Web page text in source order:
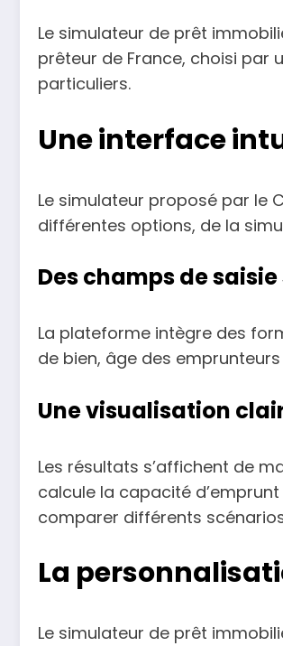
Le simulateur de prêt
prêteur de France, choisi par
particuliers.
Une interface
Le simulateur proposé par le
différentes options, de la
Des champs de
La plateforme intègre des
de bien, âge des
Une visualisation
Les résultats s’affichent de
calcule la capacité
comparer différents
La
Le simulateur de prêt